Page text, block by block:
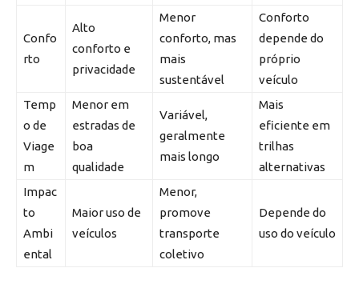
Confo
rto
Alto
conforto e
privacidade
Menor
conforto, mas
mais
sustentável
Conforto
depende do
próprio
veículo
Temp
o de
Viage
m
Menor em
estradas de
boa
qualidade
Variável,
geralmente
mais longo
Mais
eficiente em
trilhas
alternativas
Impac
to
Ambi
ental
Maior uso de
veículos
Menor,
promove
transporte
coletivo
Depende do
uso do veículo